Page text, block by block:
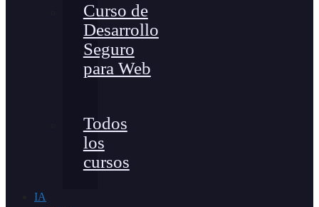
Curso de
Desarrollo
Seguro
para Web
Todos
los
cursos
IA